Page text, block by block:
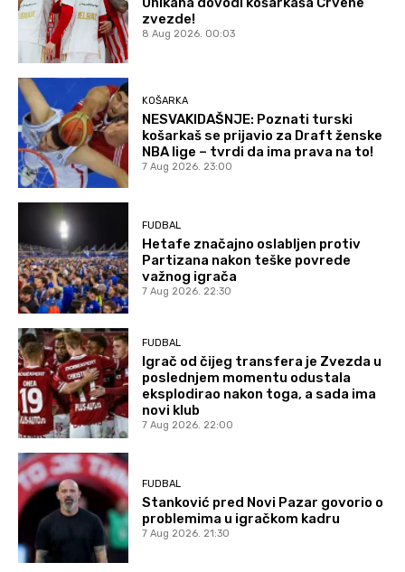
zvezde!
8 Aug 2026. 00:03
KOŠARKA
NESVAKIDAŠNJE: Poznati turski
košarkaš se prijavio za Draft ženske
NBA lige – tvrdi da ima prava na to!
7 Aug 2026. 23:00
FUDBAL
Hetafe značajno oslabljen protiv
Partizana nakon teške povrede
važnog igrača
7 Aug 2026. 22:30
FUDBAL
Igrač od čijeg transfera je Zvezda u
poslednjem momentu odustala
eksplodirao nakon toga, a sada ima
novi klub
7 Aug 2026. 22:00
FUDBAL
Stanković pred Novi Pazar govorio o
problemima u igračkom kadru
7 Aug 2026. 21:30